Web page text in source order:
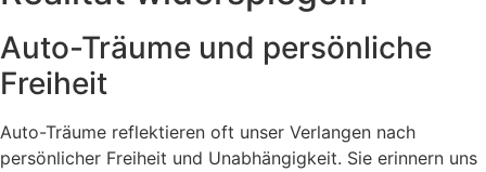
Auto-Träume und persönliche
Freiheit
Auto-Träume reflektieren oft unser Verlangen nach
persönlicher Freiheit und Unabhängigkeit. Sie erinnern uns